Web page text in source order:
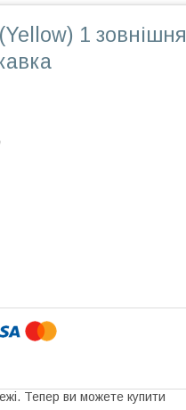
1 зовнішня
Тепер ви можете купити